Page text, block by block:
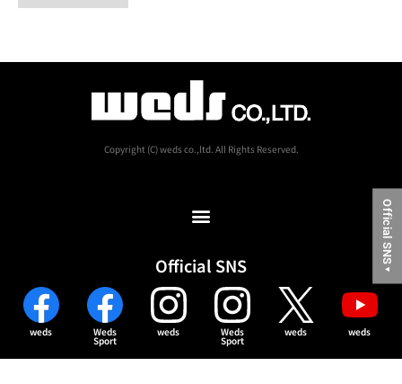
Official SNS
▼
Copyright (C) weds co.,ltd. All Rights Reserved.
Official SNS
weds Weds
Sport
weds Weds
Sport
weds weds